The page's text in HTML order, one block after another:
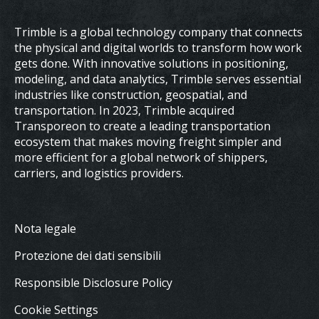
Trimble is a global technology company that connects
the physical and digital worlds to transform how work
gets done. With innovative solutions in positioning,
modeling, and data analytics, Trimble serves essential
industries like construction, geospatial, and
transportation. In 2023, Trimble acquired
Transporeon to create a leading transportation
ecosystem that makes moving freight simpler and
more efficient for a global network of shippers,
carriers, and logistics providers.
Nota legale
Protezione dei dati sensibili
Responsible Disclosure Policy
Cookie Settings